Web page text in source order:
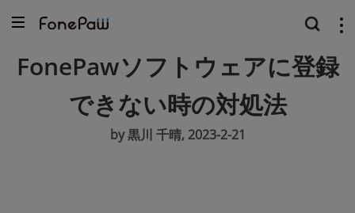
FonePawソフトウェアに登録
できない時の対処法
by 黒川 千晴, 2023-2-21